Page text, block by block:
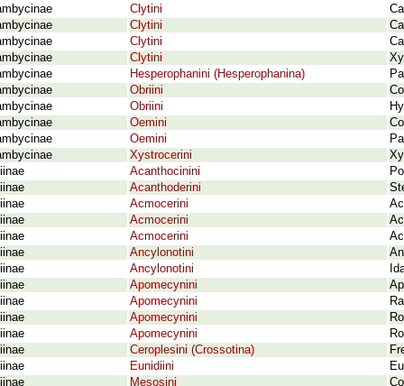
Clytini
Clytini
Clytini
Clytini
Hesperophanini (Hesperophanina)
Obriini
Obriini
Oemini
Oemini
Xystrocerini
Acanthocinini
Acanthoderini
Acmocerini
Acmocerini
Acmocerini
Ancylonotini
Ancylonotini
Apomecynini
Apomecynini
Apomecynini
Apomecynini
Ceroplesini (Crossotina)
Eunidiini
Mesosini